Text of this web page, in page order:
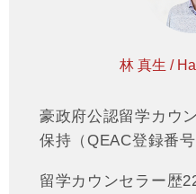
林 真生 /
豪政府公認留学カウ
保持（QEAC登録番号
留学カウンセラー歴